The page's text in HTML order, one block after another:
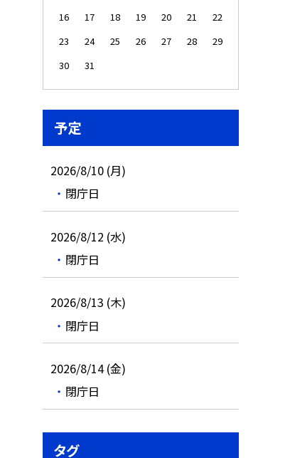
16
17 18 19 20 21
22
23
24 25 26 27 28
29
30
31
予定
2026/8/10 (月)
閉庁日
2026/8/12 (水)
閉庁日
2026/8/13 (木)
閉庁日
2026/8/14 (金)
閉庁日
タグ